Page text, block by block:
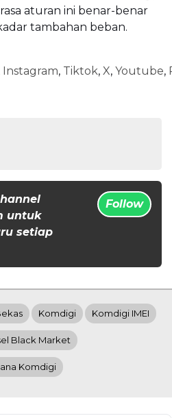
aturan ini benar-benar
tambahan beban.
Instagram, Tiktok, X, Youtube,
untuk
setiap
Follow
Komdigi Komdigi IMEI
Black Market
Komdigi